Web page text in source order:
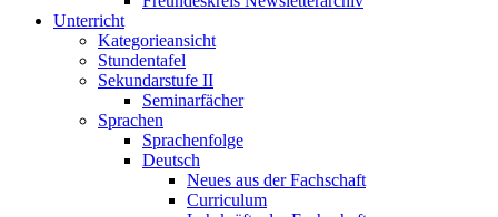
Unterricht
Kategorieansicht
Stundentafel
Sekundarstufe II
Seminarfächer
Sprachen
Sprachenfolge
Deutsch
Neues aus der Fachschaft
Curriculum